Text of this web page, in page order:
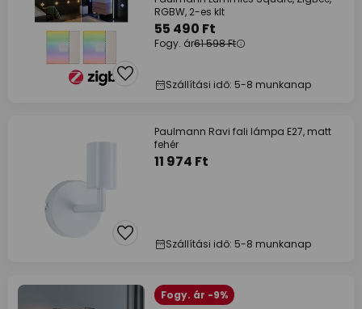
RGBW, 2-es klt
55 490 Ft
Fogy. ár61 598 Ft
Szállítási idő: 5-8 munkanap
Paulmann Ravi fali lámpa E27, matt
fehér
11 974 Ft
Szállítási idő: 5-8 munkanap
Fogy. ár -9%